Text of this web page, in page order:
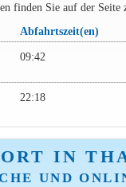
finden Sie auf der Seite
Abfahrtszeit(en)
09:42
22:18
IN
UND